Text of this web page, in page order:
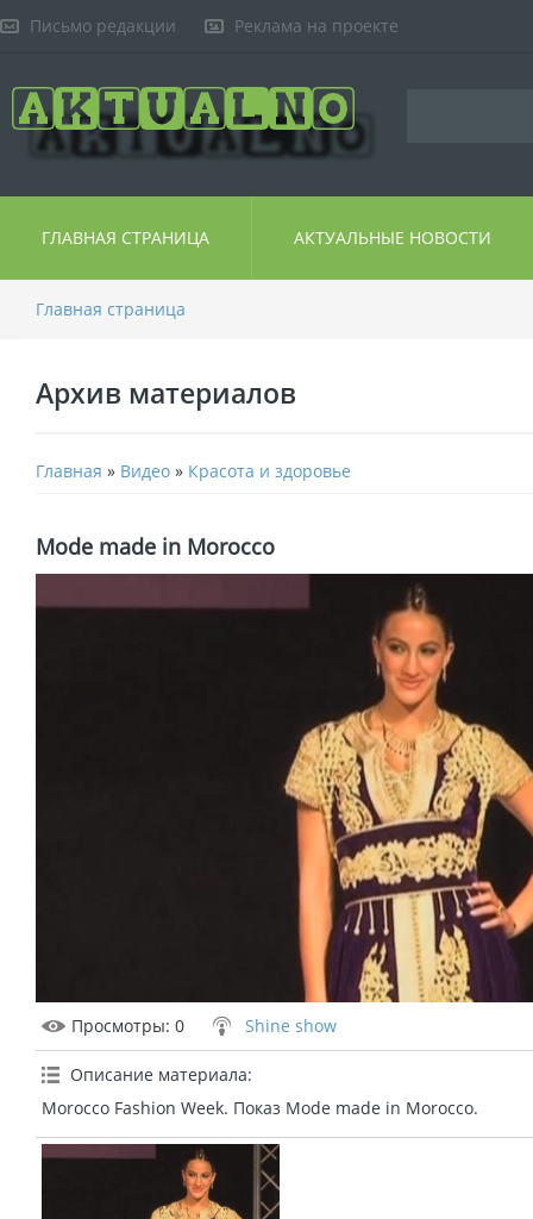
Письмо редакции Реклама на проекте
ГЛАВНАЯ СТРАНИЦА АКТУАЛЬНЫЕ НОВОСТИ
Главная страница
Архив материалов
Главная » Видео » Красота и здоровье
Mode made in Morocco
Просмотры: 0 Shine show
Описание материала:
Morocco Fashion Week. Показ Mode made in Morocco.